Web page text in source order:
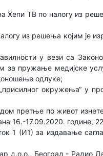
ТВ по налогу из
из решења којим је
у вези са
за пружање медијске
одлуке;
окружења“ у
претње по живот
16.-17.09.2020. године,
1 (И1) за издавање
д.о.о., Београд - Радио